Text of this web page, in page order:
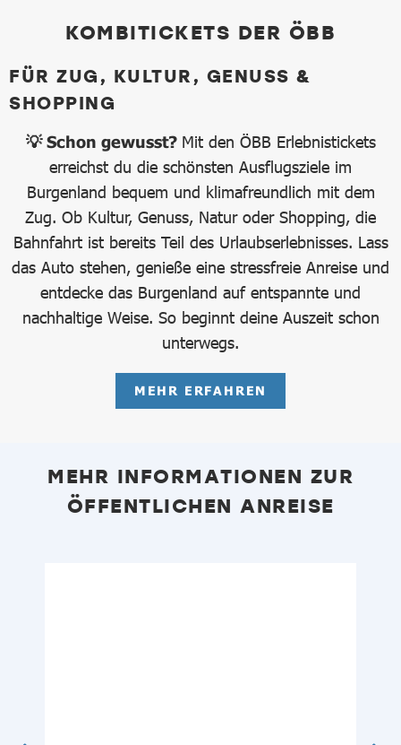
KOMBITICKETS DER ÖBB
FÜR ZUG, KULTUR, GENUSS &
SHOPPING
💡 Schon gewusst? Mit den ÖBB Erlebnistickets
erreichst du die schönsten Ausflugsziele im
Burgenland bequem und klimafreundlich mit dem
Zug. Ob Kultur, Genuss, Natur oder Shopping, die
Bahnfahrt ist bereits Teil des Urlaubserlebnisses. Lass
das Auto stehen, genieße eine stressfreie Anreise und
entdecke das Burgenland auf entspannte und
nachhaltige Weise. So beginnt deine Auszeit schon
unterwegs.
MEHR ERFAHREN
MEHR INFORMATIONEN ZUR
ÖFFENTLICHEN ANREISE